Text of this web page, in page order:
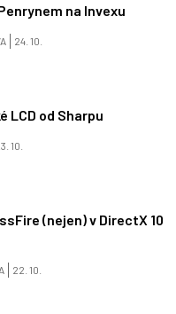
na Invexu
24. 10.
LCD od Sharpu
10.
(nejen) v DirectX 10
22. 10.